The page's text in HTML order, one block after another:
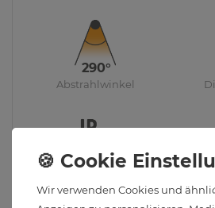
290°
Abstrahlwinkel
Schutzart
Wir verwenden Cookies und